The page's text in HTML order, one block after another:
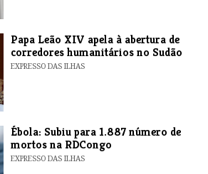
​Papa Leão XIV apela à abertura de
corredores humanitários no Sudão
EXPRESSO DAS ILHAS
​Ébola: Subiu para 1.887 número de
mortos na RDCongo
EXPRESSO DAS ILHAS